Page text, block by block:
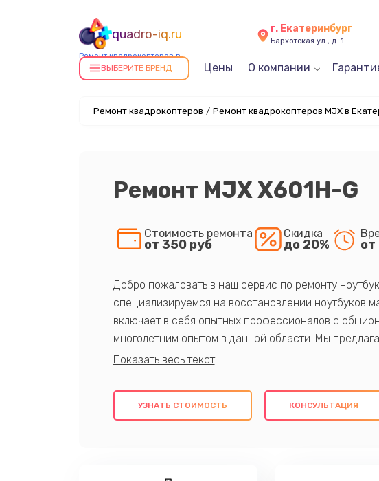
quadro-iq.ru
Ремонт квадрокоптеров в
Екатеринбурге
г. Екатеринбург
Бархотская ул., д. 1
ВЫБЕРИТЕ БРЕНД Цены О компании
Ремонт квадрокоптеров / Ремонт квадрокоптеров MJX в
Ремонт MJX X601H-G
Стоимость ремонта
от 350 руб
Скидка
до 20%
Добро пожаловать в наш сервис по ремонту
специализируемся на восстановлении ноутбуков
включает в себя опытных профессионалов с
многолетним опытом в данной области. Мы
качественный ремонт с использованием
клиентам надежное и профессиональное
потребности наилучшим образом. Не медлите
УЗНАТЬ СТОИМОСТЬ КОНСУЛЬТАЦИЯ